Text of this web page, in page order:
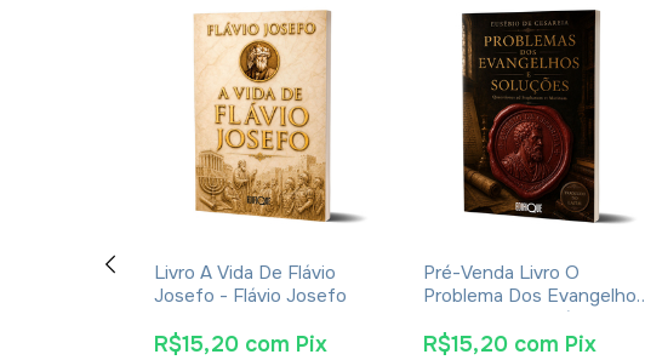
Livro A Vida De Flávio
Josefo - Flávio Josefo
R$15,20 com Pix
Pré-Venda Livro O
Problema Dos Evangelhos
E Soluções- Eusébio De
Cesareia
R$15,20 com Pix